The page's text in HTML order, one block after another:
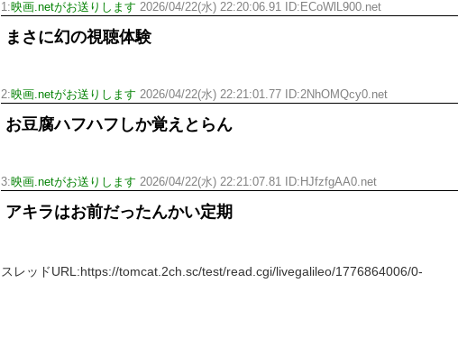
本田翼が好きな
1:映画.netがお送りします 2026/04/22(水) 22:20:06.91 ID:ECoWlL900.net
まさに幻の視聴体験
2:映画.netがお送りします 2026/04/22(水) 22:21:01.77 ID:2NhOMQcy0.net
お豆腐ハフハフしか覚えとらん
3:映画.netがお送りします 2026/04/22(水) 22:21:07.81 ID:HJfzfgAA0.net
アキラはお前だったんかい定期
スレッドURL:https://tomcat.2ch.sc/test/read.cgi/livegalileo/1776864006/0-